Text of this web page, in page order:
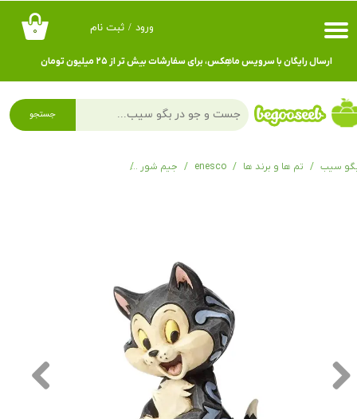
۰ ورود / ثبت نام
حساب کاربری من
تغییر گذر واژه
سفارشات
ارسال رایگان با سرویس ماهِکس، برای سفارشات بیش تر از ۲۵ میلیون تومان
جستجو
سیب تم ها و برند ها enesco جیم شور